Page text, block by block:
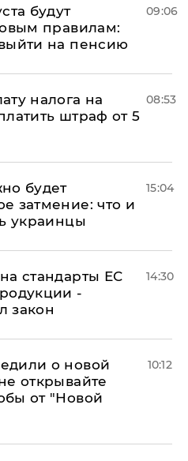
будут
правилам:
на пенсию
09:06
налога на
штраф от 5
08:53
будет
затмение: что и
украинцы
15:04
стандарты ЕС
-
закон
14:30
о новой
открывайте
от "Новой
10:12